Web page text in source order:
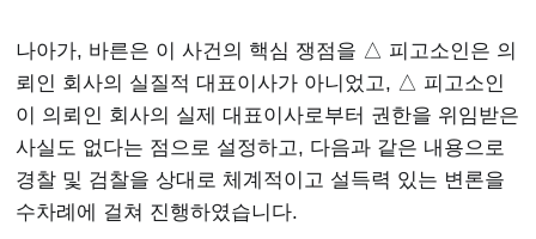
나아가, 바른은 이 사건의 핵심 쟁점을 △ 피고소인은 의
뢰인 회사의 실질적 대표이사가 아니었고, △ 피고소인
이 의뢰인 회사의 실제 대표이사로부터 권한을 위임받은
사실도 없다는 점으로 설정하고, 다음과 같은 내용으로
경찰 및 검찰을 상대로 체계적이고 설득력 있는 변론을
수차례에 걸쳐 진행하였습니다.